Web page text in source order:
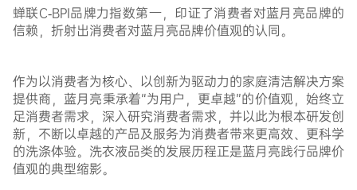
蝉联C-BPI品牌力指数第一，印证了消费者对蓝月亮品牌的
信赖，折射出消费者对蓝月亮品牌价值观的认同。
作为以消费者为核心、以创新为驱动力的家庭清洁解决方案
提供商，蓝月亮秉承着“为用户，更卓越”的价值观，始终立
足消费者需求，深入研究消费者需求，并以此为根本研发创
新，不断以卓越的产品及服务为消费者带来更高效、更科学
的洗涤体验。洗衣液品类的发展历程正是蓝月亮践行品牌价
值观的典型缩影。